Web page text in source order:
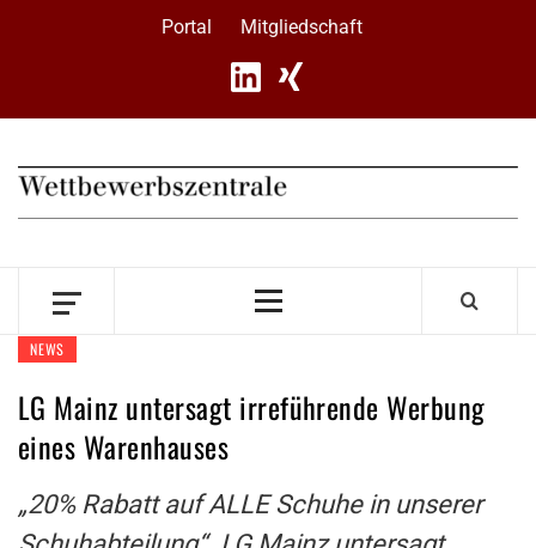
Portal Mitgliedschaft
Primary
NEWS
LG Mainz untersagt irreführende Werbung
eines Warenhauses
„20% Rabatt auf ALLE Schuhe in unserer